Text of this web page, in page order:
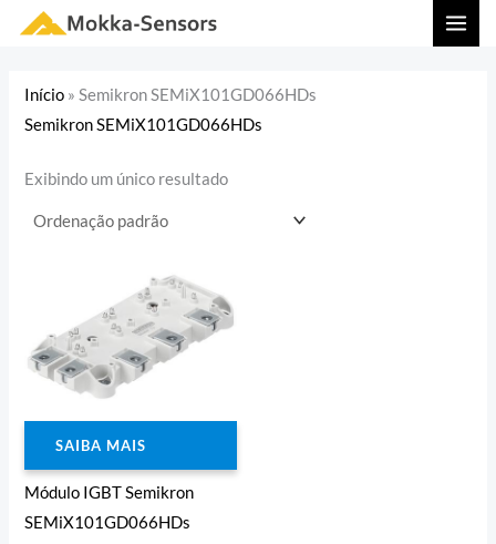
conteúdo
Início »Semikron SEMiX101GD066HDs
Semikron SEMiX101GD066HDs
Exibindo um único resultado
SAIBA MAIS
Módulo IGBT Semikron
SEMiX101GD066HDs